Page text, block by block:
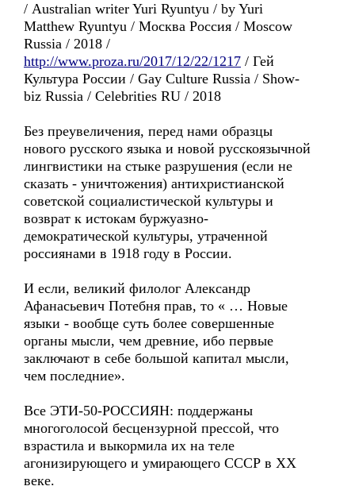
/ Australian writer Yuri Ryuntyu / by Yuri
Matthew Ryuntyu / Москва Россия / Moscow
Russia / 2018 /
http://www.proza.ru/2017/12/22/1217 / Гей
Культура России / Gay Culture Russia / Show-
biz Russia / Celebrities RU / 2018
Без преувеличения, перед нами образцы
нового русского языка и новой русскоязычной
лингвистики на стыке разрушения (если не
сказать - уничтожения) антихристианской
советской социалистической культуры и
возврат к истокам буржуазно-
демократической культуры, утраченной
россиянами в 1918 году в России.
И если, великий филолог Александр
Афанасьевич Потебня прав, то « … Новые
языки - вообще суть более совершенные
органы мысли, чем древние, ибо первые
заключают в себе большой капитал мысли,
чем последние».
Все ЭТИ-50-РОССИЯН: поддержаны
многоголосой бесцензурной прессой, что
взрастила и выкормила их на теле
агонизирующего и умирающего СССР в ХХ
веке.